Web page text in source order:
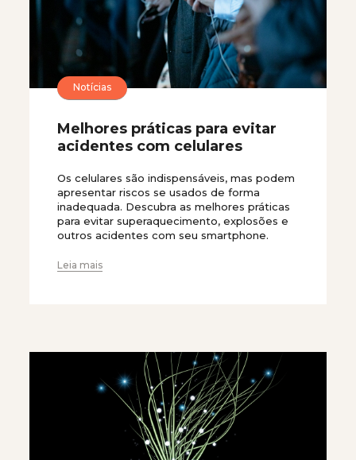
Notícias
Melhores práticas para evitar
acidentes com celulares
Os celulares são indispensáveis, mas podem
apresentar riscos se usados de forma
inadequada. Descubra as melhores práticas
para evitar superaquecimento, explosões e
outros acidentes com seu smartphone.
Leia mais